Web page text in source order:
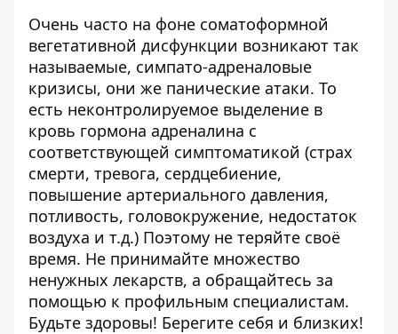
Очень часто на фоне соматоформной
вегетативной дисфункции возникают так
называемые, симпато-адреналовые
кризисы, они же панические атаки. То
есть неконтролируемое выделение в
кровь гормона адреналина с
соответствующей симптоматикой (страх
смерти, тревога, сердцебиение,
повышение артериального давления,
потливость, головокружение, недостаток
воздуха и т.д.) Поэтому не теряйте своё
время. Не принимайте множество
ненужных лекарств, а обращайтесь за
помощью к профильным специалистам.
Будьте здоровы! Берегите себя и близких!